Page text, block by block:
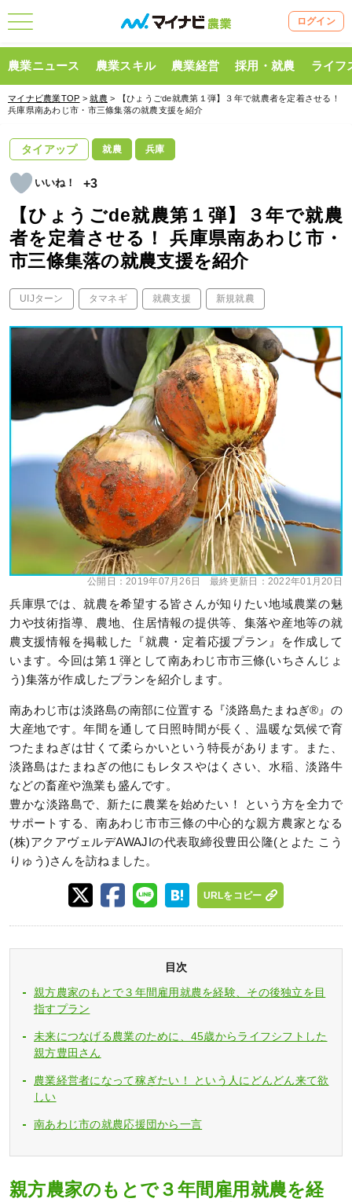
ログイン
農業ニュース 農業スキル 農業経営 採用・就農 ライフ
マイナビ農業TOP >就農 > 【ひょうごde就農第１弾】３年で就農者を定着させる！
兵庫県南あわじ市・市三條集落の就農支援を紹介
タイアップ 就農 兵庫
+3
【ひょうごde就農第１弾】３年で就農
者を定着させる！ 兵庫県南あわじ市・
市三條集落の就農支援を紹介
UIJターン タマネギ 就農支援 新規就農
公開日：2019年07月26日 最終更新日： 2022年01月20日
兵庫県では、就農を希望する皆さんが知りたい地域農業の魅
力や技術指導、農地、住居情報の提供等、集落や産地等の就
農支援情報を掲載した『就農・定着応援プラン』を作成して
います。今回は第１弾として南あわじ市市三條(いちさんじょ
う)集落が作成したプランを紹介します。
南あわじ市は淡路島の南部に位置する『淡路島たまねぎ®』の
大産地です。年間を通して日照時間が長く、温暖な気候で育
つたまねぎは甘くて柔らかいという特長があります。また、
淡路島はたまねぎの他にもレタスやはくさい、水稲、淡路牛
などの畜産や漁業も盛んです。
豊かな淡路島で、新たに農業を始めたい！ という方を全力で
サポートする、南あわじ市市三條の中心的な親方農家となる
(株)アクアヴェルデAWAJIの代表取締役豊田公隆(とよた こう
りゅう)さんを訪ねました。
URLをコピー
目次
親方農家のもとで３年間雇用就農を経験、その後独立を目
指すプラン
未来につなげる農業のために、45歳からライフシフトした
親方豊田さん
農業経営者になって稼ぎたい！ という人にどんどん来て欲
しい
南あわじ市の就農応援団から一言
親方農家のもとで３年間雇用就農を経